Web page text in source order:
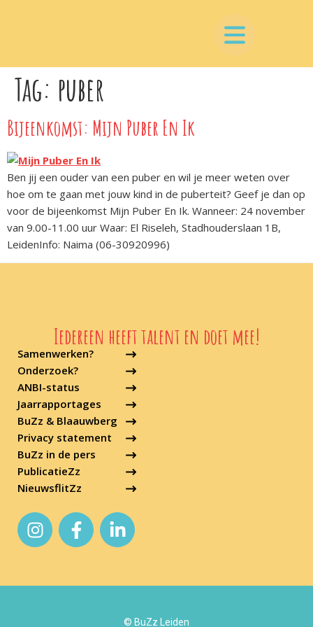
Tag: puber
Bijeenkomst: Mijn Puber En Ik
Ben jij een ouder van een puber en wil je meer weten over
hoe om te gaan met jouw kind in de puberteit? Geef je dan op
voor de bijeenkomst Mijn Puber En Ik. Wanneer: 24 november
van 9.00-11.00 uur Waar: El Riseleh, Stadhouderslaan 1B,
LeidenInfo: Naima (06-30920996)
Samenwerken?
Onderzoek?
ANBI-status
Jaarrapportages
BuZz & Blaauwberg
Privacy statement
Iedereen heeft talent en doet mee!
BuZz in de pers
PublicatieZz
NieuwsflitZz
© BuZz Leiden